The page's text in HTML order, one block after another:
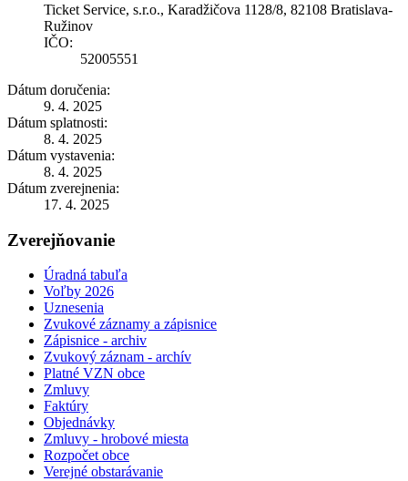
Ticket Service, s.r.o., Karadžičova 1128/8, 82108 Bratislava-
Ružinov
IČO:
52005551
Dátum doručenia:
9. 4. 2025
Dátum splatnosti:
8. 4. 2025
Dátum vystavenia:
8. 4. 2025
Dátum zverejnenia:
17. 4. 2025
Zverejňovanie
Úradná tabuľa
Voľby 2026
Uznesenia
Zvukové záznamy a zápisnice
Zápisnice - archiv
Zvukový záznam - archív
Platné VZN obce
Zmluvy
Faktúry
Objednávky
Zmluvy - hrobové miesta
Rozpočet obce
Verejné obstarávanie